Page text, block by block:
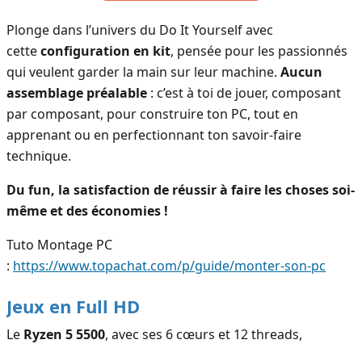
Plonge dans l’univers du Do It Yourself avec
cetteconfiguration en kit, pensée pour les passionnés
qui veulent garder la main sur leur machine. Aucun
assemblage préalable : c’est à toi de jouer, composant
par composant, pour construire ton PC, tout en
apprenant ou en perfectionnant ton savoir-faire
technique.
Du fun, la satisfaction de réussir à faire les choses soi-
même et des économies !
Tuto Montage PC
: https://www.topachat.com/p/guide/monter-son-pc
Jeux en Full HD
Le Ryzen 5 5500, avec ses 6 cœurs et 12 threads,